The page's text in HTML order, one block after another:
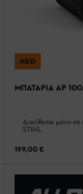
ΝΈΟ
ΜΠΑΤΑΡΙΑ AP
Διατίθεται μόνο
STIHL
199,00 €